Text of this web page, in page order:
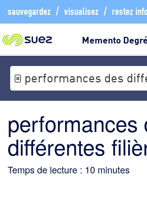
sauvegardez / visualisez / restez
Memento
performances des
performances
différentes
Temps de lecture : 10 minutes